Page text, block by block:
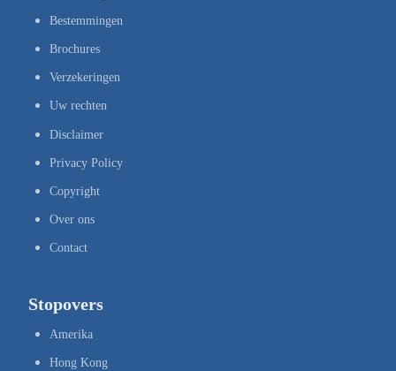
Bestemmingen
Brochures
Verzekeringen
Uw rechten
Disclaimer
Privacy Policy
Copyright
Over ons
Contact
Stopovers
Amerika
Hong Kong